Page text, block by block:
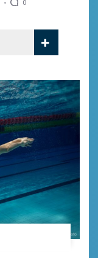
0